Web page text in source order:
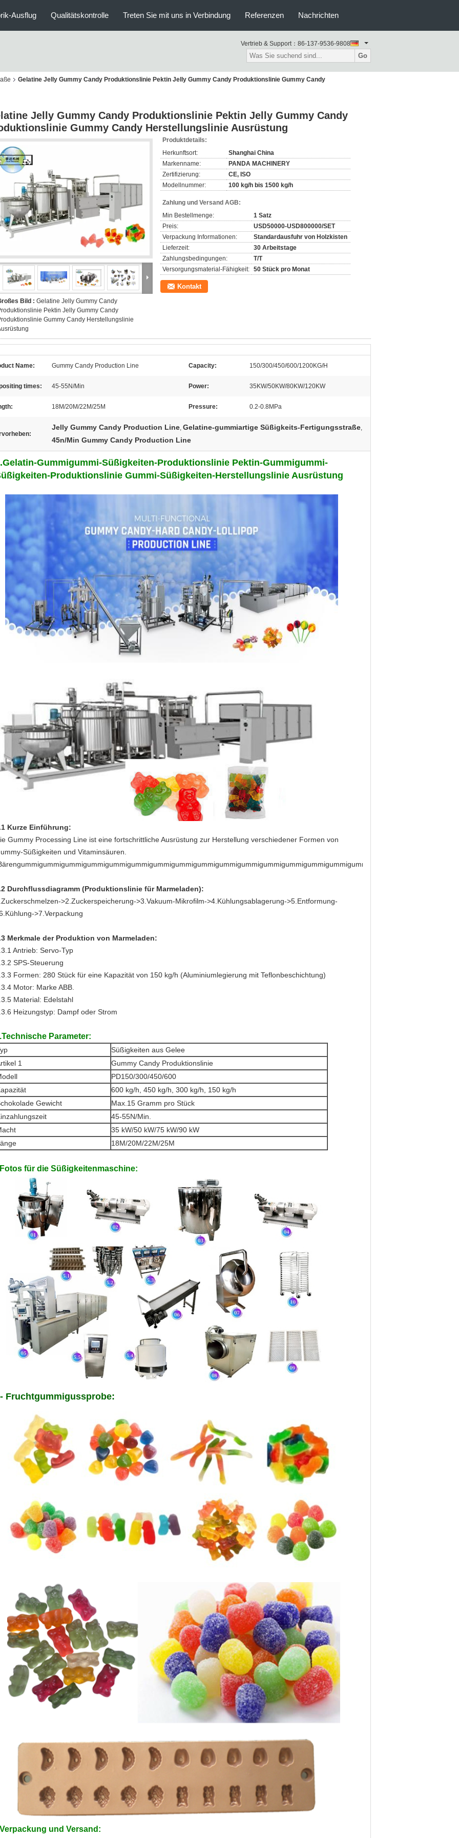
Hinterlass eine Nachricht
Wir rufen Sie bald zurück!
Ausflug Qualitätskontrolle Treten Sie mit uns in Verbindung Referenzen Nachrichten
Vertrieb & Support： 86-137-9536-9808
Go
Gelatine Jelly Gummy Candy Produktionslinie Pektin Jelly Gummy Candy Produktionslinie Gummy Candy
Jelly Gummy Candy Produktionslinie Pektin Jelly Gummy Candy
Gummy Candy Herstellungslinie Ausrüstung
Bild : Gelatine Jelly Gummy Candy
Pektin Jelly Gummy Candy
Gummy Candy Herstellungslinie
Produktdetails:
Herkunftsort:
Shanghai China
Markenname:
PANDA MACHINERY
Zertifizierung:
CE, ISO
Modellnummer:
100 kg/h bis 1500 kg/h
Zahlung und Versand AGB:
Min Bestellmenge:
1 Satz
Preis:
USD50000-USD800000/SET
Verpackung Informationen:
Standardausfuhr von Holzkisten
Lieferzeit:
30 Arbeitstage
Zahlungsbedingungen:
T/T
Versorgungsmaterial-Fähigkeit: 50 Stück pro Monat
Kontakt
Name: Gummy Candy Production Line Capacity: 150/300/450/600/1200KG/H
times: 45-55N/Min Power: 35KW/50KW/80KW/120KW
18M/20M/22M/25M Pressure: 0.2-0.8MPa
Jelly Gummy Candy Production Line, Gelatine-gummiartige Süßigkeits-Fertigungsstraße,
45n/Min Gummy Candy Production Line
Gummigummi-Süßigkeiten-Produktionslinie Pektin-Gummigummi-
Produktionslinie Gummi-Süßigkeiten-Herstellungslinie Ausrüstung
Kurze Einführung:
Gummy Processing Line ist eine fortschrittliche Ausrüstung zur Herstellung verschiedener Formen von
Süßigkeiten und Vitaminsäuren.
Durchflussdiagramm (Produktionslinie für Marmeladen):
>2.Zuckerspeicherung->3.Vakuum-Mikrofilm->4.Kühlungsablagerung->5.Entformung-
>7.Verpackung
Merkmale der Produktion von Marmeladen:
Antrieb: Servo-Typ
SPS-Steuerung
Formen: 280 Stück für eine Kapazität von 150 kg/h (Aluminiumlegierung mit Teflonbeschichtung)
Motor: Marke ABB.
Material: Edelstahl
Heizungstyp: Dampf oder Strom
Parameter:
Süßigkeiten aus Gelee
1
Gummy Candy Produktionslinie
PD150/300/450/600
600 kg/h, 450 kg/h, 300 kg/h, 150 kg/h
Gewicht
Max.15 Gramm pro Stück
45-55N/Min.
35 kW/50 kW/75 kW/90 kW
18M/20M/22M/25M
für die Süßigkeitenmaschine:
Fruchtgummigussprobe:
und Versand: